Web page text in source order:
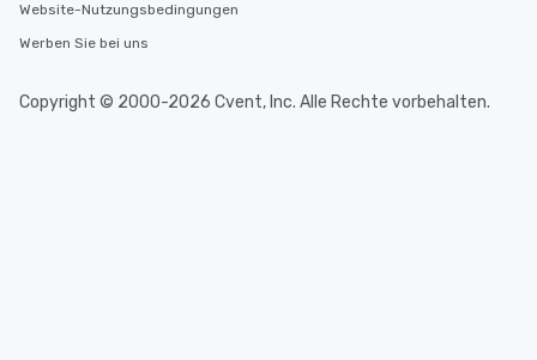
Website-Nutzungsbedingungen
Werben Sie bei uns
Copyright © 2000-2026 Cvent, Inc. Alle Rechte vorbehalten.